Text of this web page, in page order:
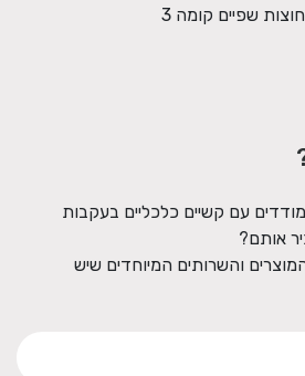
שפיים קומה 3
עם קשיים כלכליים בעקבות
אותם?
והשרותים המיוחדים שיש